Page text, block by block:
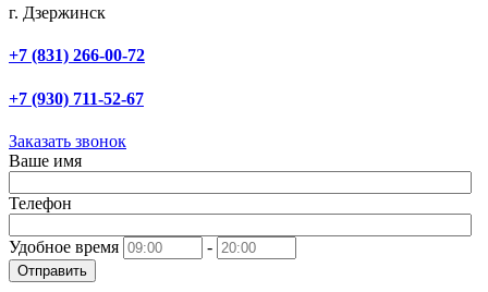
г. Дзержинск
+7 (831) 266-00-72
+7 (930) 711-52-67
Заказать звонок
Ваше имя
Телефон
Удобное время -
Отправить